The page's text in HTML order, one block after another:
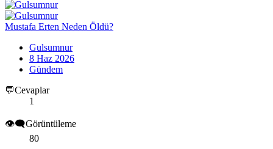
Mustafa Erten Neden Öldü?
Gulsumnur
8 Haz 2026
Gündem
💬Cevaplar
1
👁️‍🗨️Görüntüleme
80